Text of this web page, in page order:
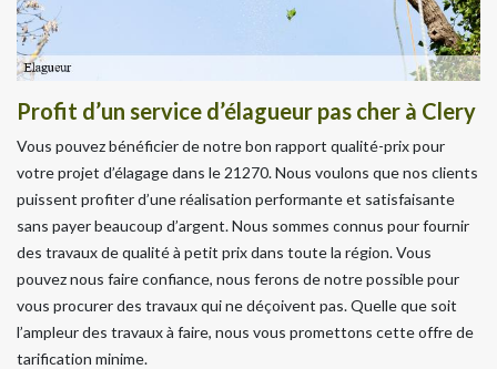
Profit d’un service d’élagueur pas cher à Clery
Vous pouvez bénéficier de notre bon rapport qualité-prix pour
votre projet d’élagage dans le 21270. Nous voulons que nos clients
puissent profiter d’une réalisation performante et satisfaisante
sans payer beaucoup d’argent. Nous sommes connus pour fournir
des travaux de qualité à petit prix dans toute la région. Vous
pouvez nous faire confiance, nous ferons de notre possible pour
vous procurer des travaux qui ne déçoivent pas. Quelle que soit
l’ampleur des travaux à faire, nous vous promettons cette offre de
tarification minime.